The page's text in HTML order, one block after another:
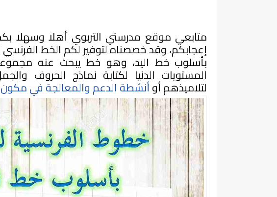
متابعي موقع مدرستي التربوي أهلا وسهلا
إعجابكم، وقد خصصناهلتوفير لكم الخط
بأسلوب خط اليد، وهو خط يبحث عنه
المستويات الدنيا لكتابة نماذج الحروف
لتلاميذهم أوأنشطة الدعم والمعالجة في مكون